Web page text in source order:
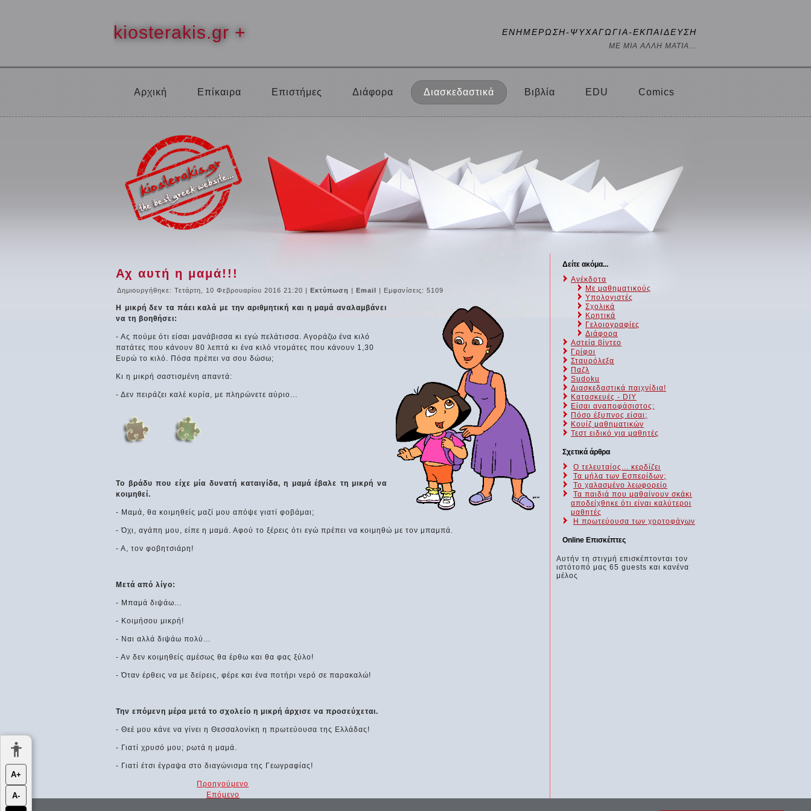
kiosterakis.gr + ΕΝΗΜΕΡΩΣΗ-ΨΥΧΑΓΩΓΙΑ-ΕΚΠΑΙΔΕΥΣΗ
ΜΕ ΜΙΑ ΑΛΛΗ ΜΑΤΙΑ...
Αρχική Επίκαιρα Επιστήμες Διάφορα Διασκεδαστικά Βιβλία EDU Comics
Αχ αυτή η μαμά!!!
Δημιουργήθηκε: Τετάρτη, 10 Φεβρουαρίου 2016 21:20 | Εκτύπωση | Email | Εμφανίσεις: 5109
Η μικρή δεν τα πάει καλά με την αριθμητική και η μαμά αναλαμβάνει
να τη βοηθήσει:
- Ας πούμε ότι είσαι μανάβισσα κι εγώ πελάτισσα. Αγοράζω ένα κιλό
πατάτες που κάνουν 80 λεπτά κι ένα κιλό ντομάτες που κάνουν 1,30
Ευρώ το κιλό. Πόσα πρέπει να σου δώσω;
Κι η μικρή σαστισμένη απαντά:
- Δεν πειράζει καλέ κυρία, με πληρώνετε αύριο...
Το βράδυ που είχε μία δυνατή καταιγίδα, η μαμά έβαλε τη μικρή να
κοιμηθεί.
- Μαμά, θα κοιμηθείς μαζί μου απόψε γιατί φοβάμαι;
- Όχι, αγάπη μου, είπε η μαμά. Αφού το ξέρεις ότι εγώ πρέπει να κοιμηθώ με τον μπαμπά.
- Α, τον φοβητσιάρη!
Μετά από λίγο:
- Μπαμά διψάω...
- Κοιμήσου μικρή!
- Ναι αλλά διψάω πολύ...
- Αν δεν κοιμηθείς αμέσως θα έρθω και θα φας ξύλο!
- Όταν έρθεις να με δείρεις, φέρε και ένα ποτήρι νερό σε παρακαλώ!
Την επόμενη μέρα μετά το σχολείο η μικρή άρχισε να προσεύχεται.
- Θεέ μου κάνε να γίνει η Θεσσαλονίκη η πρωτεύουσα της Ελλάδας!
- Γιατί χρυσό μου; ρωτά η μαμά.
- Γιατί έτσι έγραψα στο διαγώνισμα της Γεωγραφίας!
Προηγούμενο
Επόμενο
Δείτε ακόμα...
Ανέκδοτα
Με μαθηματικούς
Υπολογιστές
Σχολικά
Κρητικά
Γελοιογραφίες
Διάφορα
Αστεία βίντεο
Γρίφοι
Σταυρόλεξα
Παζλ
Sudoku
Διασκεδαστικά παιχνίδια!
Κατασκευές - DIY
Είσαι αναποφάσιστος;
Πόσο έξυπνος είσαι;
Kουίζ μαθηματικών
Τεστ ειδικό για μαθητές
Σχετικά άρθρα
Ο τελευταίος... κερδίζει
Τα μήλα των Εσπερίδων;
Το χαλασμένο λεωφορείο
Τα παιδιά που μαθαίνουν σκάκι
αποδείχθηκε ότι είναι καλύτεροι
μαθητές
Η πρωτεύουσα των χορτοφάγων
Online Επισκέπτες
Αυτήν τη στιγμή επισκέπτονται τον
ιστότοπό μας 65 guests και κανένα
μέλος
Α+
Α-